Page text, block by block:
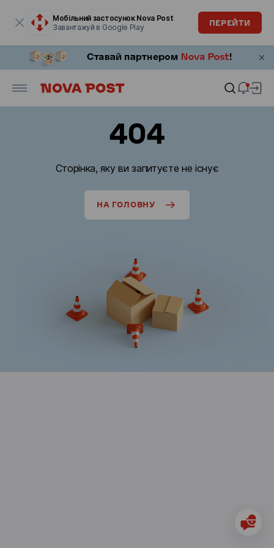
Мобільний застосунок Nova Post
Завантажуй в Google Play
ПЕРЕЙТИ
404
Сторінка, яку ви запитуєте не існує
НА ГОЛОВНУ